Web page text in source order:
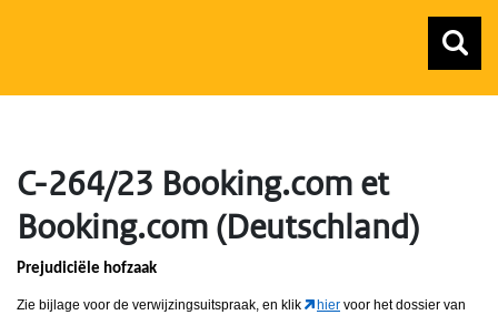
C-264/23 Booking.com et
Booking.com (Deutschland)
Prejudiciële hofzaak
Zie bijlage voor de verwijzingsuitspraak, en klik hier voor het dossier van